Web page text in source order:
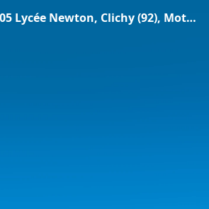
2022-10-05 Lycée Newton, Clichy (92), Motion de soutien.pdf